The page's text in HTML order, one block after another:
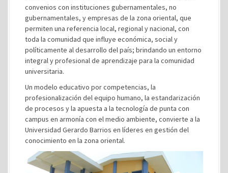
convenios con instituciones gubernamentales, no
gubernamentales, y empresas de la zona oriental, que
permiten una referencia local, regional y nacional, con
toda la comunidad que influye económica, social y
políticamente al desarrollo del país; brindando un entorno
integral y profesional de aprendizaje para la comunidad
universitaria.
Un modelo educativo por competencias, la
profesionalización del equipo humano, la estandarización
de procesos y la apuesta a la tecnología de punta con
campus en armonía con el medio ambiente, convierte a la
Universidad Gerardo Barrios en líderes en gestión del
conocimiento en la zona oriental.